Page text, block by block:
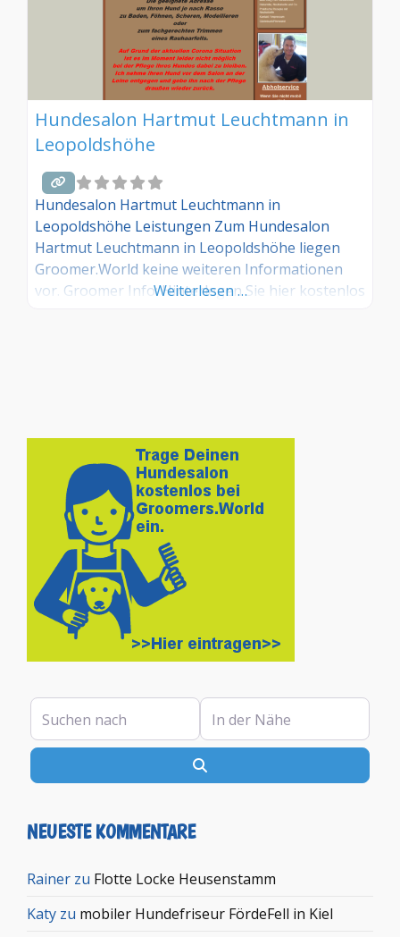
Hundesalon Hartmut Leuchtmann in
Leopoldshöhe
Hundesalon Hartmut Leuchtmann in
Leopoldshöhe Leistungen Zum Hundesalon
Hartmut Leuchtmann in Leopoldshöhe liegen
Groomer.World keine weiteren Informationen
vor. Groomer Info: Hinterlegen Sie hier kostenlos
Weiterlesen …
Suchen nach In der Nähe
NEUESTE KOMMENTARE
Rainer zu Flotte Locke Heusenstamm
Katy zu mobiler Hundefriseur FördeFell in Kiel